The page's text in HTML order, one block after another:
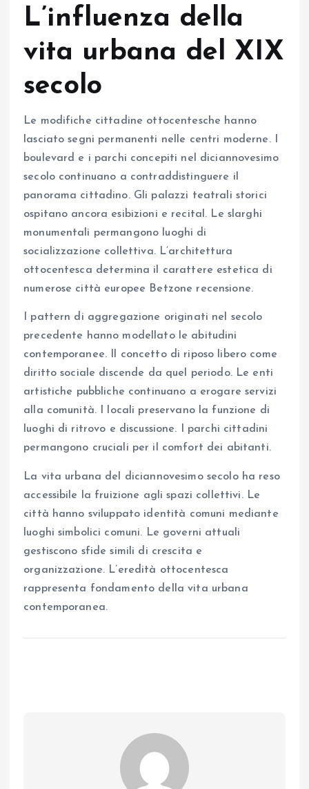
L’influenza della
vita urbana del XIX
secolo
Le modifiche cittadine ottocentesche hanno
lasciato segni permanenti nelle centri moderne. I
boulevard e i parchi concepiti nel diciannovesimo
secolo continuano a contraddistinguere il
panorama cittadino. Gli palazzi teatrali storici
ospitano ancora esibizioni e recital. Le slarghi
monumentali permangono luoghi di
socializzazione collettiva. L’architettura
ottocentesca determina il carattere estetica di
numerose città europee Betzone recensione.
I pattern di aggregazione originati nel secolo
precedente hanno modellato le abitudini
contemporanee. Il concetto di riposo libero come
diritto sociale discende da quel periodo. Le enti
artistiche pubbliche continuano a erogare servizi
alla comunità. I locali preservano la funzione di
luoghi di ritrovo e discussione. I parchi cittadini
permangono cruciali per il comfort dei abitanti.
La vita urbana del diciannovesimo secolo ha reso
accessibile la fruizione agli spazi collettivi. Le
città hanno sviluppato identità comuni mediante
luoghi simbolici comuni. Le governi attuali
gestiscono sfide simili di crescita e
organizzazione. L’eredità ottocentesca
rappresenta fondamento della vita urbana
contemporanea.